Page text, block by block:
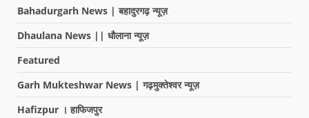
Bahadurgarh News | बहादुरगढ़ न्यूज़
Dhaulana News || धौलाना न्यूज़
Featured
Garh Mukteshwar News | गढ़मुक्तेश्वर न्यूज़
Hafizpur । हाफिजपुर